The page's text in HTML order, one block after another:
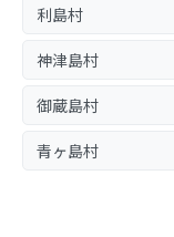
利島村
神津島村
御蔵島村
青ヶ島村